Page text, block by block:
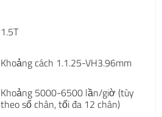
1.5T
Khoảng cách 1.1.25-VH3.96mm
Khoảng 5000-6500 lần/giờ (tùy
theo số chân, tối đa 12 chân)